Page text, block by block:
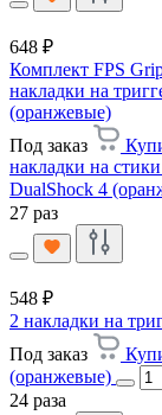
648 ₽
Комплект FPS
накладки на
(оранжевые)
Под заказ
накладки на
DualShock 4
27 раз
548 ₽
2 накладки на
Под заказ
(оранжевые)
24 раза